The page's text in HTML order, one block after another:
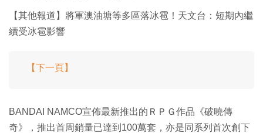
【其他報道】將軍澳油塘等多區落冰雹！天文台：短期內繼
續受冰雹影響
【下一頁】
BANDAI NAMCO宣佈最新推出的ＲＰＧ作品《破曉傳
奇》，推出首周銷量已達到100萬套，亦是同系列首次創下